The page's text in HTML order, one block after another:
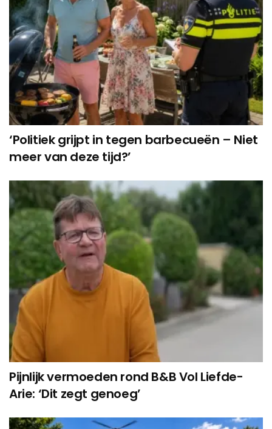
‘Politiek grijpt in tegen barbecueën – Niet
meer van deze tijd?’
Pijnlijk vermoeden rond B&B Vol Liefde-
Arie: ‘Dit zegt genoeg’